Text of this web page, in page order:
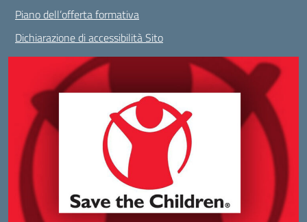
Piano dell’offerta formativa
Dichiarazione di accessibilità Sito